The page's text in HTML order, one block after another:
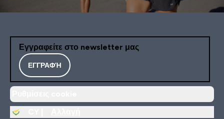
Εγγραφείτε στο newsletter μας
ΕΓΓΡΑΦΉ